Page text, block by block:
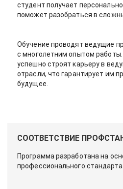
студент получает
поможет разобраться в
Обучение проводят ведущие
с многолетним опытом
успешно строят карьеру в
отрасли, что гарантирует им
будущее.
СООТВЕТСТВИЕ
Программа разработана на
профессионального стандарта